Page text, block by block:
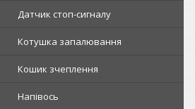
Датчик стоп-сигналу
Котушка запалювання
Кошик зчеплення
Напівось